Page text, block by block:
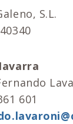
S.L.
601